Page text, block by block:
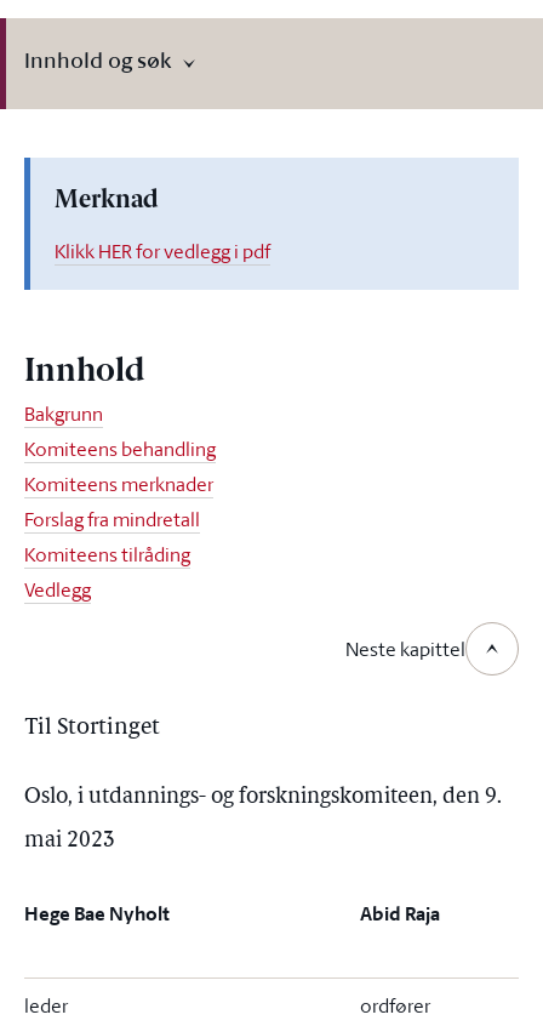
Innhold og søk
Merknad
Klikk HER for vedlegg i pdf
Innhold
Bakgrunn
Komiteens behandling
Komiteens merknader
Forslag fra mindretall
Komiteens tilråding
Vedlegg
Neste kapittel
Til Stortinget
Oslo, i utdannings- og forskningskomiteen, den 9.
mai 2023
Hege Bae Nyholt Abid Raja
leder ordfører